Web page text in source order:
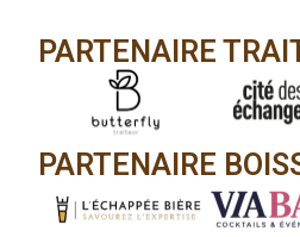
PARTENAIRE
PARTENAIRE